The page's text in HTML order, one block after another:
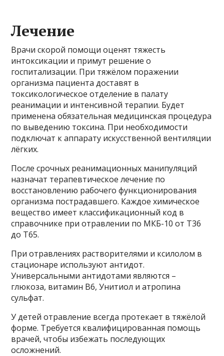
Лечение
Врачи скорой помощи оценят тяжесть
интоксикации и примут решение о
госпитализации. При тяжёлом поражении
организма пациента доставят в
токсикологическое отделение в палату
реанимации и интенсивной терапии. Будет
применена обязательная медицинская процедура
по выведению токсина. При необходимости
подключат к аппарату искусственной вентиляции
лёгких.
После срочных реанимационных манипуляций
назначат терапевтическое лечение по
восстановлению рабочего функционирования
организма пострадавшего. Каждое химическое
вещество имеет классификационный код в
справочнике при отравлении по МКБ-10 от Т36
до Т65.
При отравлениях растворителями и ксилолом в
стационаре используют антидот.
Универсальными антидотами являются –
глюкоза, витамин В6, Унитиол и атропина
сульфат.
У детей отравление всегда протекает в тяжёлой
форме. Требуется квалифицированная помощь
врачей, чтобы избежать последующих
осложнений.